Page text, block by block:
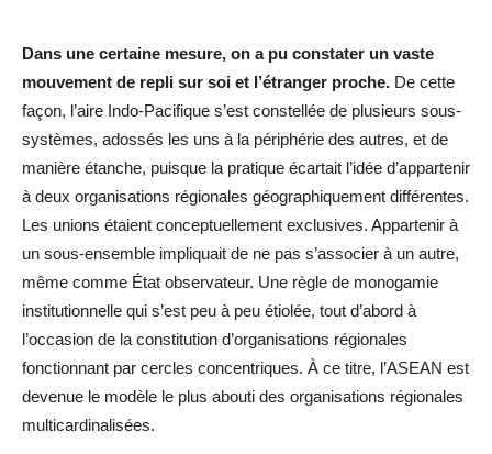
Dans une certaine mesure, on a pu constater un vaste
mouvement de repli sur soi et l’étranger proche. De cette
façon, l’aire Indo-Pacifique s’est constellée de plusieurs sous-
systèmes, adossés les uns à la périphérie des autres, et de
manière étanche, puisque la pratique écartait l’idée d’appartenir
à deux organisations régionales géographiquement différentes.
Les unions étaient conceptuellement exclusives. Appartenir à
un sous-ensemble impliquait de ne pas s’associer à un autre,
même comme État observateur. Une règle de monogamie
institutionnelle qui s’est peu à peu étiolée, tout d’abord à
l’occasion de la constitution d’organisations régionales
fonctionnant par cercles concentriques. À ce titre, l’ASEAN est
devenue le modèle le plus abouti des organisations régionales
multicardinalisées.